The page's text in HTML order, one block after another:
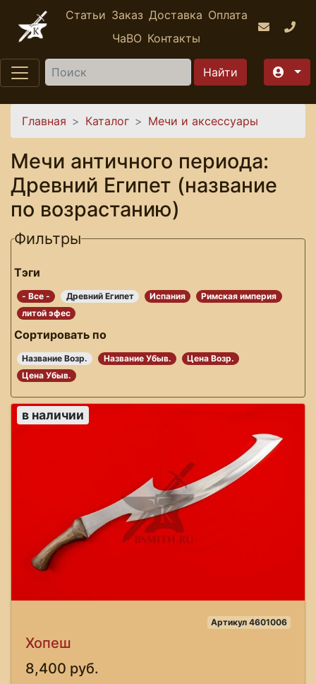
Перейти к основному содержанию
Статьи Заказ Доставка Оплата
ЧаВО Контакты
Найти
Вы здесь
Главная Каталог Мечи и аксессуары
Мечи античного периода:
Древний Египет (название
по возрастанию)
Фильтры
Тэги
- Все - Древний Египет Испания
Римская империя
литой эфес
Сортировать по
Название Возр. Название Убыв.
Цена Возр.
Цена Убыв.
в наличии
Артикул 4601006
Хопеш
8,400 руб.